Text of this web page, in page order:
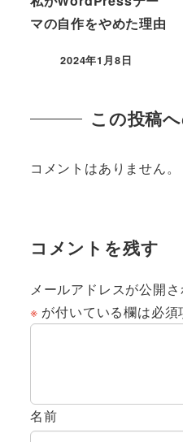
マの自作をやめた理由
投稿日
2024年1月8日
この投稿
コメントはありません。
コメントを残す
メールアドレスが公開
※ が付いている欄は必須
名前